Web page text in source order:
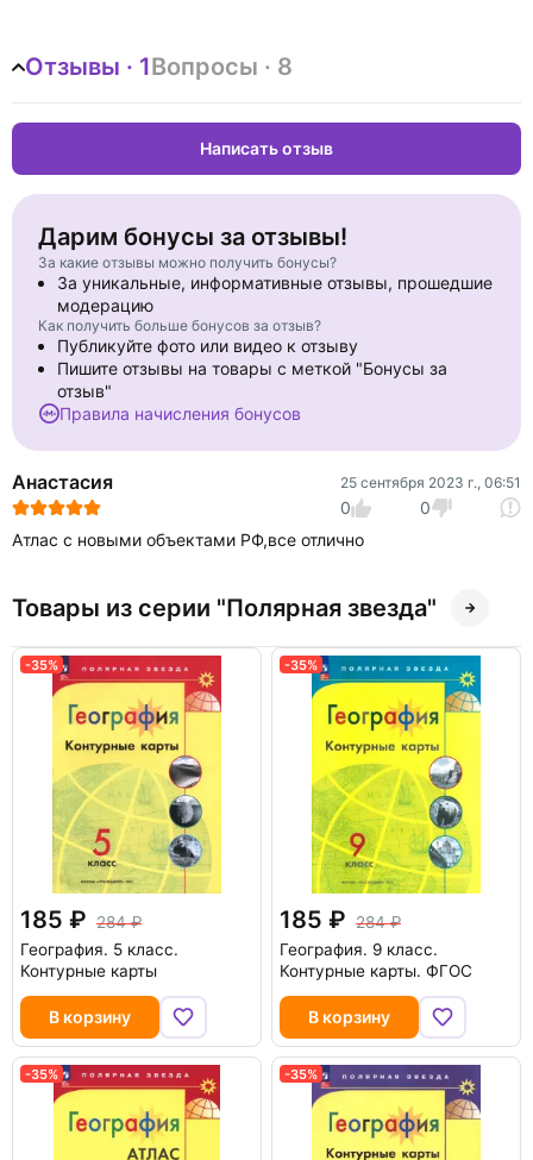
Отзывы · 1Вопросы · 8
Написать отзыв
Дарим бонусы за отзывы!
За какие отзывы можно получить бонусы?
За уникальные, информативные отзывы, прошедшие
модерацию
Как получить больше бонусов за отзыв?
Публикуйте фото или видео к отзыву
Пишите отзывы на товары с меткой "Бонусы за
отзыв"
Правила начисления бонусов
Анастасия 25 сентября 2023 г., 06:51
0
0
Атлас с новыми объектами РФ,все отлично
Товары из серии "Полярная звезда"
-35%
185
284
География. 5 класс.
Контурные карты
В корзину
-35%
185
284
География. 9 класс.
Контурные карты. ФГОС
В корзину
-35% -35%